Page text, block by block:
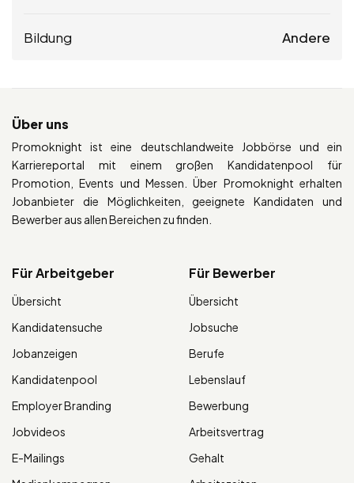
Bildung Andere
Über uns
Promoknight ist eine deutschlandweite Jobbörse und ein
Karriereportal mit einem großen Kandidatenpool für
Promotion, Events und Messen. Über Promoknight erhalten
Jobanbieter die Möglichkeiten, geeignete Kandidaten und
Bewerber aus allen Bereichen zu finden.
Für Arbeitgeber
Übersicht
Kandidatensuche
Jobanzeigen
Kandidatenpool
Employer Branding
Jobvideos
E-Mailings
Für Bewerber
Übersicht
Jobsuche
Berufe
Lebenslauf
Bewerbung
Arbeitsvertrag
Gehalt